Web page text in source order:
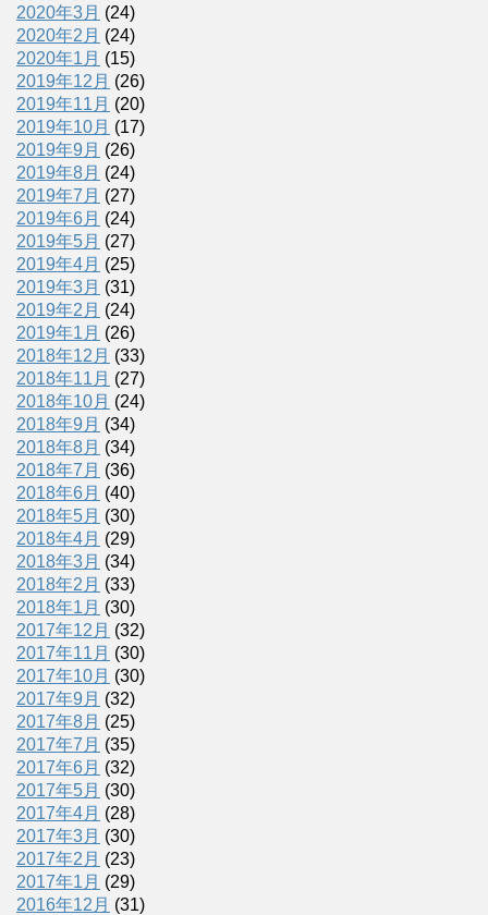
2020年3月 (24)
2020年2月 (24)
2020年1月 (15)
2019年12月 (26)
2019年11月 (20)
2019年10月 (17)
2019年9月 (26)
2019年8月 (24)
2019年7月 (27)
2019年6月 (24)
2019年5月 (27)
2019年4月 (25)
2019年3月 (31)
2019年2月 (24)
2019年1月 (26)
2018年12月 (33)
2018年11月 (27)
2018年10月 (24)
2018年9月 (34)
2018年8月 (34)
2018年7月 (36)
2018年6月 (40)
2018年5月 (30)
2018年4月 (29)
2018年3月 (34)
2018年2月 (33)
2018年1月 (30)
2017年12月 (32)
2017年11月 (30)
2017年10月 (30)
2017年9月 (32)
2017年8月 (25)
2017年7月 (35)
2017年6月 (32)
2017年5月 (30)
2017年4月 (28)
2017年3月 (30)
2017年2月 (23)
2017年1月 (29)
2016年12月 (31)